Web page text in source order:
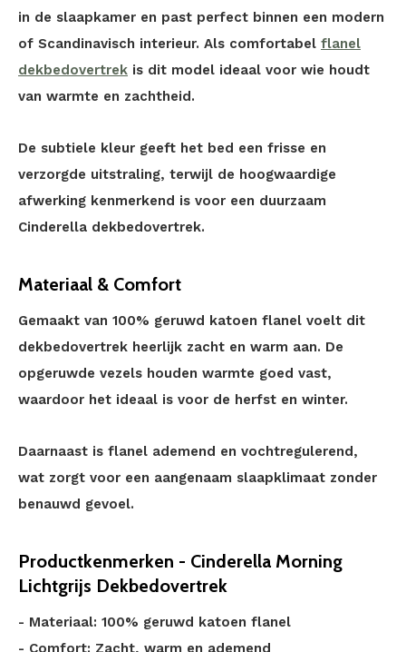
in de slaapkamer en past perfect binnen een modern
of Scandinavisch interieur. Als comfortabel flanel
dekbedovertrek is dit model ideaal voor wie houdt
van warmte en zachtheid.
De subtiele kleur geeft het bed een frisse en
verzorgde uitstraling, terwijl de hoogwaardige
afwerking kenmerkend is voor een duurzaam
Cinderella dekbedovertrek.
Materiaal & Comfort
Gemaakt van 100% geruwd katoen flanel voelt dit
dekbedovertrek heerlijk zacht en warm aan. De
opgeruwde vezels houden warmte goed vast,
waardoor het ideaal is voor de herfst en winter.
Daarnaast is flanel ademend en vochtregulerend,
wat zorgt voor een aangenaam slaapklimaat zonder
benauwd gevoel.
Productkenmerken - Cinderella Morning
Lichtgrijs Dekbedovertrek
- Materiaal: 100% geruwd katoen flanel
- Comfort: Zacht, warm en ademend